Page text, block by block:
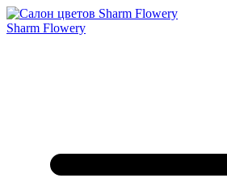
Sharm Flowery